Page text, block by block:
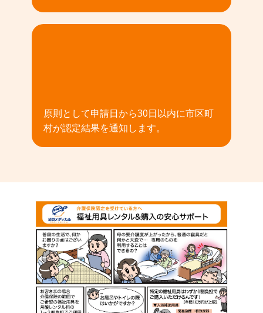
原則として申請日から30日以内に市区町
村が認定結果を通知します。